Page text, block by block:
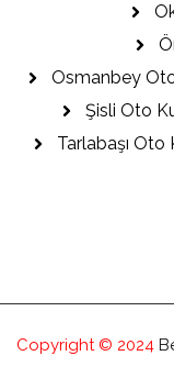
Osmanbey
Şisli Oto
Tarlabaşı Oto
Copyright © 2024